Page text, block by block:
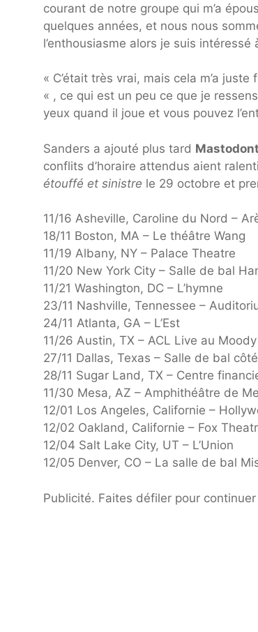
courant de notre groupe qui m’a
quelques années, et nous nous
l’enthousiasme alors je suis
« C’était très vrai, mais cela m’a
« , ce qui est un peu ce que je
yeux quand il joue et vous pouvez
Sanders a ajouté plus tard
conflits d’horaire attendus aient
étouffé et sinistre le 29 octobre et
11/16 Asheville, Caroline du Nord –
18/11 Boston, MA – Le théâtre Wang
11/19 Albany, NY – Palace Theatre
11/20 New York City – Salle de bal
11/21 Washington, DC – L’hymne
23/11 Nashville, Tennessee –
24/11 Atlanta, GA – L’Est
11/26 Austin, TX – ACL Live au
27/11 Dallas, Texas – Salle de bal
28/11 Sugar Land, TX – Centre
11/30 Mesa, AZ – Amphithéâtre de
12/01 Los Angeles, Californie –
12/02 Oakland, Californie – Fox
12/04 Salt Lake City, UT – L’Union
12/05 Denver, CO – La salle de bal
Publicité. Faites défiler pour